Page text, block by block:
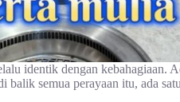
identik dengan kebahagiaan.
balik semua perayaan itu, ada